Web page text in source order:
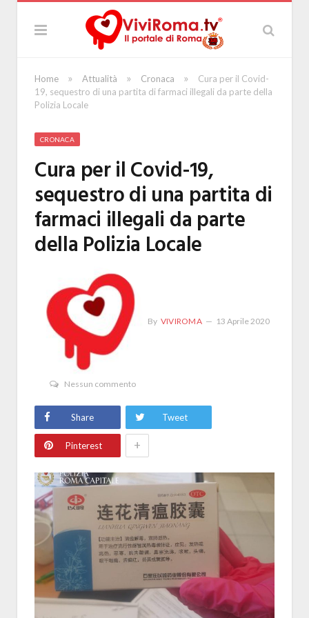
Home » Attualità » Cronaca »
Cura per il Covid-
19, sequestro di una partita di farmaci illegali da parte della
Polizia Locale
CRONACA
Cura per il Covid-19,
sequestro di una partita di
farmaci illegali da parte
della Polizia Locale
By VIVIROMA 13 Aprile 2020
Nessun commento
Share Tweet
Pinterest +